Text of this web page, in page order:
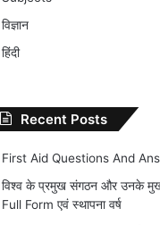
विज्ञान
हिंदी
Recent Posts
First Aid Questions And
विश्व के प्रमुख संगठन और उनके
Full Form एवं स्थापना वर्ष